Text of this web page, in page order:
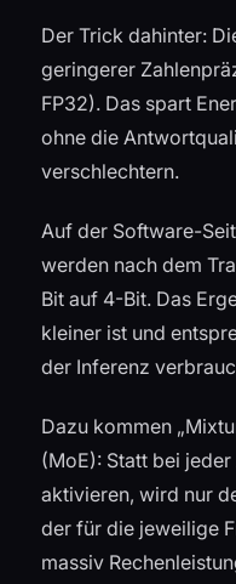
Der Trick dahinter:
geringerer
FP32). Das spart
ohne die
verschlechtern.
Auf der Software-
werden nach dem
Bit auf 4-Bit. Das
kleiner ist und
der Inferenz
Dazu kommen
(MoE): Statt bei
aktivieren, wird nur
der für die jeweilige
massiv